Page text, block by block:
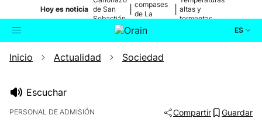
Hoy es noticia de San
Sebastián
compases
de La
altas y
tormentas
ES
Buscador Actualidad
Inicio Actualidad Sociedad
Escuchar
PERSONAL DE ADMISIÓN Compartir Guardar